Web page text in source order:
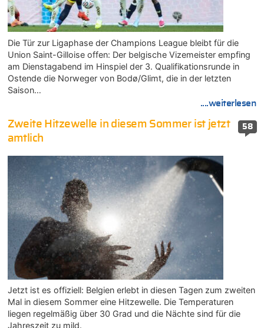
Die Tür zur Ligaphase der Champions League bleibt für die
Union Saint-Gilloise offen: Der belgische Vizemeister empfing
am Dienstagabend im Hinspiel der 3. Qualifikationsrunde in
Ostende die Norweger von Bodø/Glimt, die in der letzten
Saison…
....weiterlesen
58
Zweite Hitzewelle in diesem Sommer ist jetzt
amtlich
Jetzt ist es offiziell: Belgien erlebt in diesen Tagen zum zweiten
Mal in diesem Sommer eine Hitzewelle. Die Temperaturen
liegen regelmäßig über 30 Grad und die Nächte sind für die
Jahreszeit zu mild.